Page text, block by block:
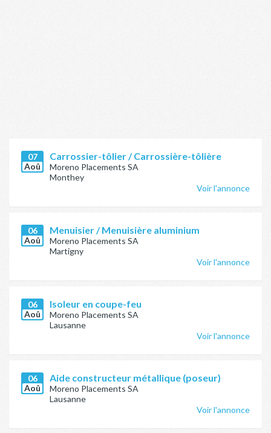
07
Aoû
Carrossier-tôlier / Carrossière-tôlière
Moreno Placements SA
Monthey
Voir l'annonce
06
Aoû
Menuisier / Menuisière aluminium
Moreno Placements SA
Martigny
Voir l'annonce
06
Aoû
Isoleur en coupe-feu
Moreno Placements SA
Lausanne
Voir l'annonce
06
Aoû
Aide constructeur métallique (poseur)
Moreno Placements SA
Lausanne
Voir l'annonce